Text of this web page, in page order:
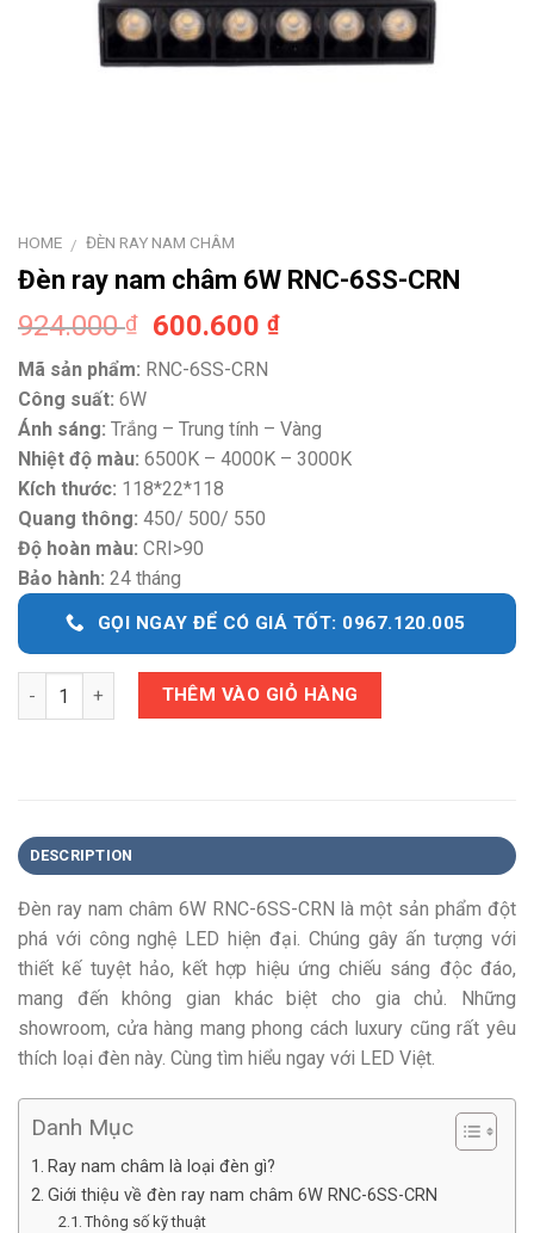
HOME / ĐÈN RAY NAM CHÂM
Đèn ray nam châm 6W RNC-6SS-CRN
924.000₫
Original
price
was:
600.600₫Current
Mã sản phẩm: RNC-6SS-CRN
Công suất: 6W
Ánh sáng: Trắng – Trung tính – Vàng
Nhiệt độ màu: 6500K – 4000K – 3000K
Kích thước: 118*22*118
Quang thông: 450/ 500/ 550
Độ hoàn màu: CRI>90
Bảo hành: 24 tháng
GỌI NGAY ĐỂ CÓ GIÁ TỐT: 0967.120.005
Quantity THÊM VÀO GIỎ HÀNG
DESCRIPTION
Đèn ray nam châm 6W RNC-6SS-CRN là một sản phẩm đột
phá với công nghệ LED hiện đại. Chúng gây ấn tượng với
thiết kế tuyệt hảo, kết hợp hiệu ứng chiếu sáng độc đáo,
mang đến không gian khác biệt cho gia chủ. Những
showroom, cửa hàng mang phong cách luxury cũng rất yêu
thích loại đèn này. Cùng tìm hiểu ngay với LED Việt.
Danh Mục
Ray nam châm là loại đèn gì?
Giới thiệu về đèn ray nam châm 6W RNC-6SS-CRN
Thông số kỹ thuật